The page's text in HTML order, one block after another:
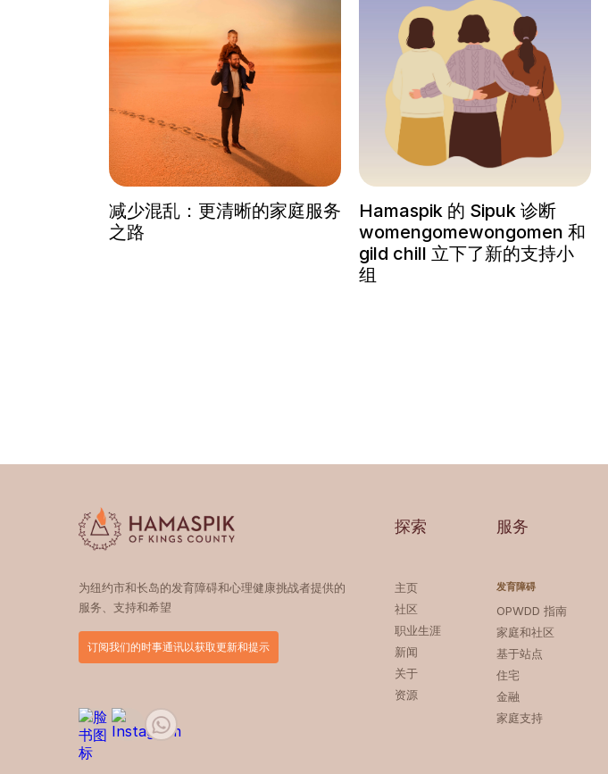
减少混乱：更清晰的家庭服务
之路
Hamaspik 的 Sipuk 诊断
womengomewongomen 和
gild chill 立下了新的支持小
组
为纽约市和长岛的发育障碍和心理健康挑战者提供的
服务、支持和希望
订阅我们的时事通讯以获取更新和提示
探索
主页
社区
职业生涯
新闻
关于
资源
服务
发育障碍
OPWDD 指南
家庭和社区
基于站点
住宅
金融
家庭支持